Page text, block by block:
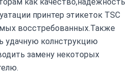
принтер этикеток TSC
восстребованных.Также
удачную колнструкцию
замену некоторых